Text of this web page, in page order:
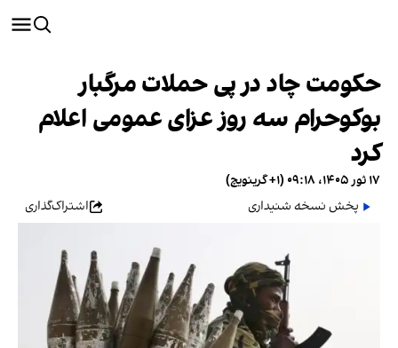
حکومت چاد در پی حملات مرگبار
بوکوحرام سه روز عزای عمومی اعلام
کرد
۱۷ ثور ۱۴۰۵، ۰۹:۱۸ (‎+۱ گرینویچ)
پخش نسخه شنیداری
اشتراک‌گذاری